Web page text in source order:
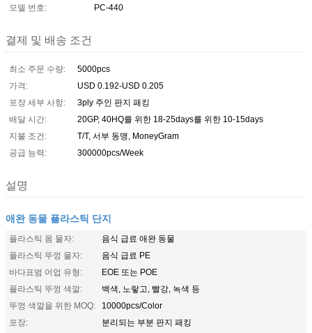
모델 번호:
PC-440
결제 및 배송 조건
최소 주문 수량:
5000pcs
가격:
USD 0.192-USD 0.205
포장 세부 사항:
3ply 주인 판지 패킹
배달 시간:
20GP, 40HQ를 위한 18-25days를 위한 10-15days
지불 조건:
T/T, 서부 동맹, MoneyGram
공급 능력:
300000pcs/Week
설명
애완 동물 플라스틱 단지
플라스틱 몸 물자:
음식 급료 애완 동물
플라스틱 뚜껑 물자:
음식 급료 PE
바다표범 어업 유형:
EOE 또는 POE
플라스틱 뚜껑 색깔:
백색, 노랗고, 빨강, 녹색 등
뚜껑 색깔을 위한 MOQ:
10000pcs/Color
포장:
분리되는 부분 판지 패킹